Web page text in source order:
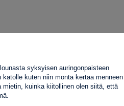
syksyisen auringonpaisteen
kuten niin monta kertaa menneen
mietin, kuinka kiitollinen olen siitä, että